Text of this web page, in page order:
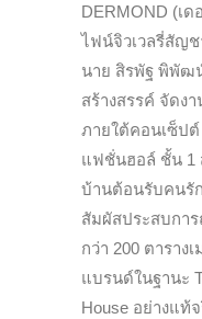
DERMOND (เ
ไฟน์จิวเวลรี่สัญ
นาย สิรพัฐ พิพัฒ
สร้างสรรค์ จัดง
ภายใต้คอนเซ็ป
แฟชั่นฮอล์ ชั้น 1
บ้านต้อนรับคนรั
สัมผัสประสบกา
กว่า 200 ตาราง
แบรนด์ในฐานะ
House อย่างแท้